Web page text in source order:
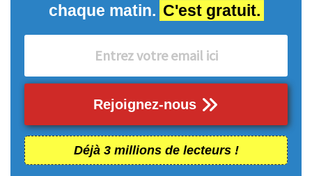
chaque matin. C'est gratuit.
Rejoignez-nous
Déjà 3 millions de lecteurs !